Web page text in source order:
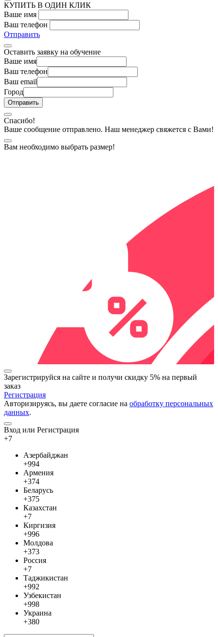
КУПИТЬ В ОДИН КЛИК
Ваше имя
Ваш телефон
Отправить
Оставить заявку на обучение
Ваше имя
Ваш телефон
Ваш email
Город
Спасибо!
Ваше сообщение отправлено. Наш менеджер свяжется с Вами!
Вам необходимо выбрать размер!
Зарегистрируйся на сайте и получи скидку 5% на первый
заказ
Регистрация
Авторизируясь, вы даете согласие на обработку персональных
данных.
Вход или Регистрация
+7
Азербайджан
+994
Армения
+374
Беларусь
+375
Казахстан
+7
Киргизия
+996
Молдова
+373
Россия
+7
Таджикистан
+992
Узбекистан
+998
Украина
+380